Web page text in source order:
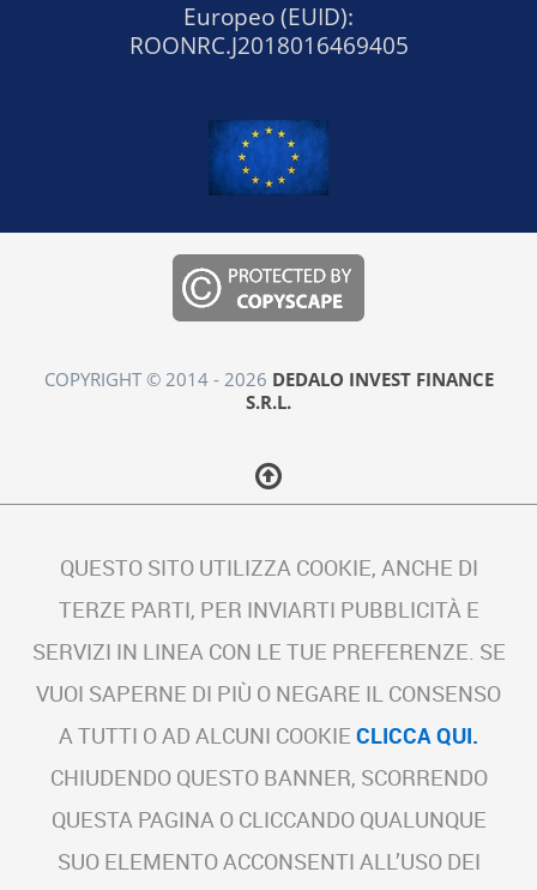
Europeo (EUID):
ROONRC.J2018016469405
COPYRIGHT © 2014 - 2026 DEDALO INVEST FINANCE
S.R.L.
QUESTO SITO UTILIZZA COOKIE, ANCHE DI
TERZE PARTI, PER INVIARTI PUBBLICITÀ E
SERVIZI IN LINEA CON LE TUE PREFERENZE. SE
VUOI SAPERNE DI PIÙ O NEGARE IL CONSENSO
A TUTTI O AD ALCUNI COOKIE CLICCA QUI.
CHIUDENDO QUESTO BANNER, SCORRENDO
QUESTA PAGINA O CLICCANDO QUALUNQUE
SUO ELEMENTO ACCONSENTI ALL’USO DEI